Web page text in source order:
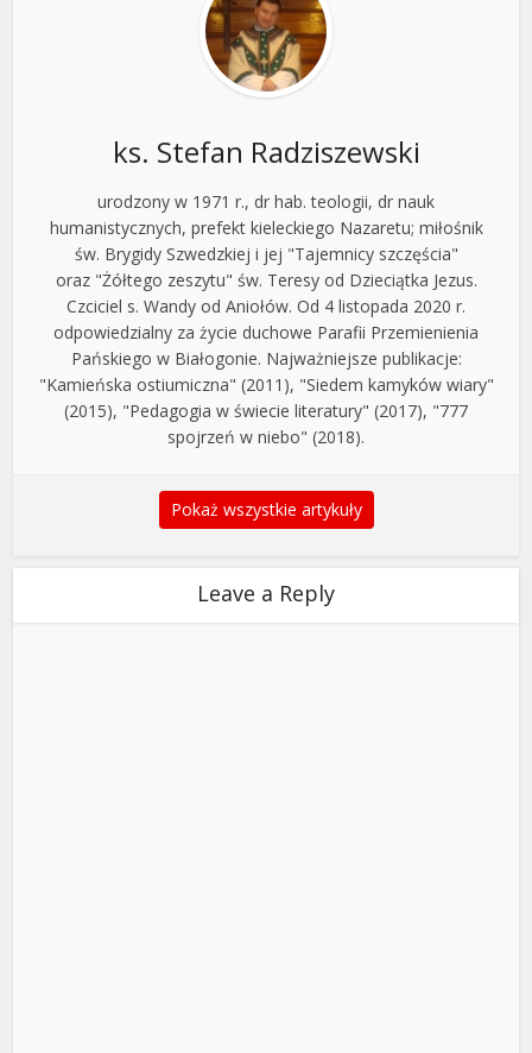
ks. Stefan Radziszewski
urodzony w 1971 r., dr hab. teologii, dr nauk
humanistycznych, prefekt kieleckiego Nazaretu; miłośnik
św. Brygidy Szwedzkiej i jej "Tajemnicy szczęścia"
oraz "Żółtego zeszytu" św. Teresy od Dzieciątka Jezus.
Czciciel s. Wandy od Aniołów. Od 4 listopada 2020 r.
odpowiedzialny za życie duchowe Parafii Przemienienia
Pańskiego w Białogonie. Najważniejsze publikacje:
"Kamieńska ostiumiczna" (2011), "Siedem kamyków wiary"
(2015), "Pedagogia w świecie literatury" (2017), "777
spojrzeń w niebo" (2018).
Pokaż wszystkie artykuły
Leave a Reply